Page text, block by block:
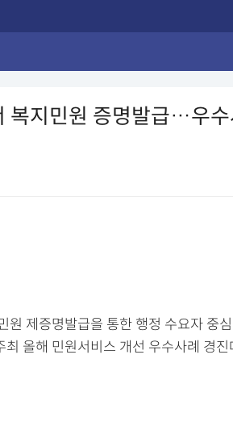
복지민원 증명발급…우수
원 제증명발급을 통한 행정 수요자 중
올해 민원서비스 개선 우수사례 경진